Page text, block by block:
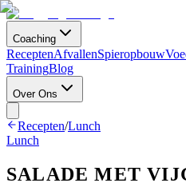
Coaching
ReceptenAfvallenSpieropbouw
TrainingBlog
Over Ons
Recepten/Lunch
Lunch
SALADE MET